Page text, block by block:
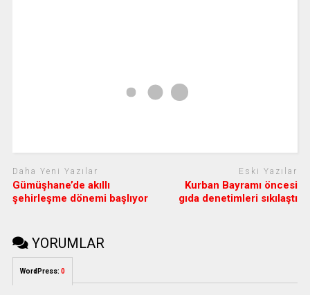
Daha Yeni Yazılar
Gümüşhane’de akıllı
şehirleşme dönemi başlıyor
Eski Yazılar
Kurban Bayramı öncesi
gıda denetimleri sıkılaştı
YORUMLAR
WordPress: 0